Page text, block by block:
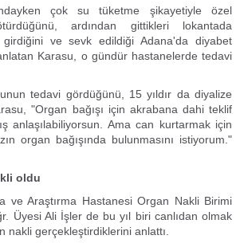
çok su tüketme şikayetiyle özel
ardından gittikleri lokantada
ve sevk edildiği Adana'da diyabet
Karasu, o gündür hastanelerde tedavi
tedavi gördüğünü, 15 yıldır da diyalize
"Organ bağışı için akrabana dahi teklif
anlaşılabiliyorsun. Ama can kurtarmak için
organ bağışında bulunmasını istiyorum."
oldu
ve Araştırma Hastanesi Organ Nakli Birimi
Üyesi Ali İşler de bu yıl biri canlıdan olmak
nakli gerçekleştirdiklerini anlattı.